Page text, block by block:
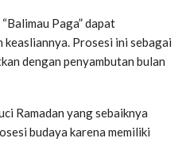
Paga” dapat
Prosesi ini sebagai
dengan penyambutan bulan
Ramadan yang sebaiknya
budaya karena memiliki